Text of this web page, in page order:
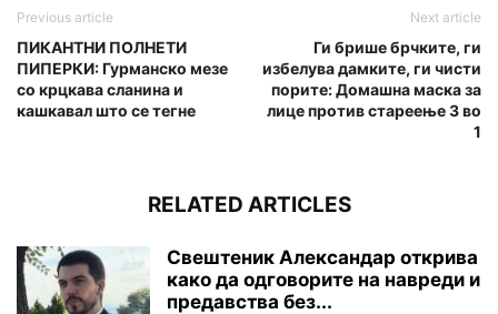
Previous article
ПИКАНТНИ ПОЛНЕТИ
ПИПЕРКИ: Гурманско мезе
со крцкава сланина и
кашкавал што се тегне
Next article
Ги брише брчките, ги
избелува дамките, ги чисти
порите: Домашна маска за
лице против стареење 3 во
1
RELATED ARTICLES
Свештеник Александар открива
како да одговорите на навреди и
предавства без...